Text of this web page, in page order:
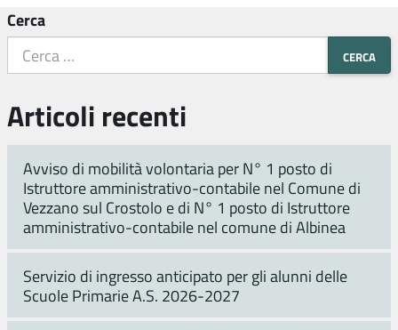
Cerca
Articoli recenti
Avviso di mobilità volontaria per N° 1 posto di
Istruttore amministrativo-contabile nel Comune di
Vezzano sul Crostolo e di N° 1 posto di Istruttore
amministrativo-contabile nel comune di Albinea
Servizio di ingresso anticipato per gli alunni delle
Scuole Primarie A.S. 2026-2027